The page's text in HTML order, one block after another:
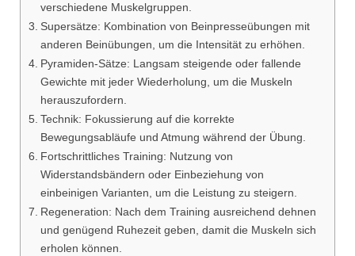
verschiedene Muskelgruppen.
Supersätze: Kombination von Beinpresseübungen mit
anderen Beinübungen, um die Intensität zu erhöhen.
Pyramiden-Sätze: Langsam steigende oder fallende
Gewichte mit jeder Wiederholung, um die Muskeln
herauszufordern.
Technik: Fokussierung auf die korrekte
Bewegungsabläufe und Atmung während der Übung.
Fortschrittliches Training: Nutzung von
Widerstandsbändern oder Einbeziehung von
einbeinigen Varianten, um die Leistung zu steigern.
Regeneration: Nach dem Training ausreichend dehnen
und genügend Ruhezeit geben, damit die Muskeln sich
erholen können.